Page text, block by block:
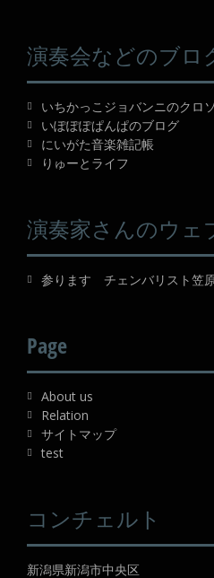
演奏会などのブロ
いちかっこジョバンニのクロ
いぽぽぽぱんぱのブログ
にいがた音楽雑記帳
りゅーとライフ
演奏家さんのウェ
参ります チェンバリスト笠
Page
About us
Relation
サイトマップ
test
コンチェルト
新潟県新潟市中央区